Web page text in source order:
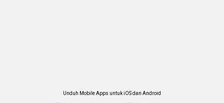
Unduh Mobile Apps untuk iOS dan Android